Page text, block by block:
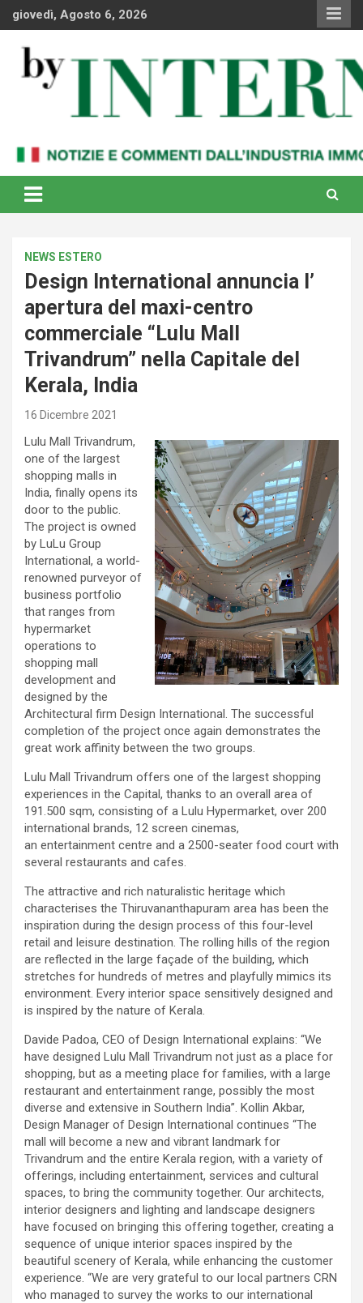
Skipgiovedì, Agosto 6, 2026
By Internews
internazionale
NEWS ESTERO
Design International annuncia l’
apertura del maxi-centro
commerciale “Lulu Mall
Trivandrum” nella Capitale del
Kerala, India
16 Dicembre 2021
Lulu Mall Trivandrum,
one of the largest
shopping malls in
India, finally opens its
door to the public.
The project is owned
by LuLu Group
International, a world-
renowned purveyor of
business portfolio
that ranges from
hypermarket
operations to
shopping mall
development and
designed by the
Architectural firm Design International. The successful
completion of the project once again demonstrates the
great work affinity between the two groups.
Lulu Mall Trivandrum offers one of the largest shopping
experiences in the Capital, thanks to an overall area of
191.500 sqm, consisting of a Lulu Hypermarket, over 200
international brands, 12 screen cinemas,
an entertainment centre and a 2500-seater food court with
several restaurants and cafes.
The attractive and rich naturalistic heritage which
characterises the Thiruvananthapuram area has been the
inspiration during the design process of this four-level
retail and leisure destination. The rolling hills of the region
are reflected in the large façade of the building, which
stretches for hundreds of metres and playfully mimics its
environment. Every interior space sensitively designed and
is inspired by the nature of Kerala.
Davide Padoa, CEO of Design International explains: “We
have designed Lulu Mall Trivandrum not just as a place for
shopping, but as a meeting place for families, with a large
restaurant and entertainment range, possibly the most
diverse and extensive in Southern India”. Kollin Akbar,
Design Manager of Design International continues “The
mall will become a new and vibrant landmark for
Trivandrum and the entire Kerala region, with a variety of
offerings, including entertainment, services and cultural
spaces, to bring the community together. Our architects,
interior designers and lighting and landscape designers
have focused on bringing this offering together, creating a
sequence of unique interior spaces inspired by the
beautiful scenery of Kerala, while enhancing the customer
experience. “We are very grateful to our local partners CRN
who managed to survey the works to our international